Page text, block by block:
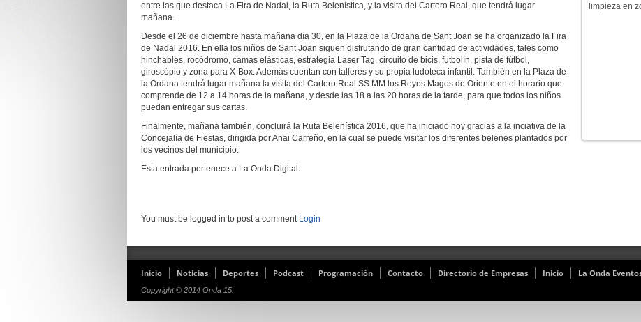
entre las que destaca La Fira de Nadal, la Ruta Belenística, y la visita del Cartero Real, que tendrá lugar
mañana.
Desde el 26 de diciembre hasta mañana día 30, en la Plaza de la Ordana de Sant Joan se ha organizado la Fira
de Nadal 2016. En ella los niños de Sant Joan siguen disfrutando de gran cantidad de actividades, tales como
hinchables, rocódromo, camas elásticas, estrategia Laser Tag, circuito de bicis, futbolín, pista de fútbol,
giroscópio y zona para X-Box. Además cuentan con talleres y su propia ludoteca infantil. También en la Plaza de
la Ordana tendrá lugar mañana la visita del Cartero Real SS.MM los Reyes Magos de Oriente en el horario que
comprende de 12 a 14 horas de la mañana, y desde las 18 a las 20 horas de la tarde, para que todos los niños
puedan entregar sus cartas.
Finalmente, mañana también, concluirá la Ruta Belenística 2016, que ha iniciado hoy gracias a la inciativa de la
Concejalía de Fiestas, dirigida por Anai Carreño, en la cual se puede visitar los diferentes belenes plantados por
los vecinos del municipio.
Esta entrada pertenece a La Onda Digital.
You must be logged in to post a comment Login
limpieza en
Inicio Noticias Deportes Podcast Programación Contacto Directorio de Empresas Inicio La Onda
Copyright © 2014 Onda 15.